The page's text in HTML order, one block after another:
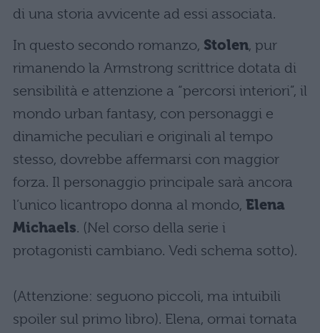
di una storia avvicente ad essi associata.
In questo secondo romanzo, Stolen, pur
rimanendo la Armstrong scrittrice dotata di
sensibilità e attenzione a “percorsi interiori”, il
mondo urban fantasy, con personaggi e
dinamiche peculiari e originali al tempo
stesso, dovrebbe affermarsi con maggior
forza. Il personaggio principale sarà ancora
l’unico licantropo donna al mondo, Elena
Michaels. (Nel corso della serie i
protagonisti cambiano. Vedi schema sotto).
(Attenzione: seguono piccoli, ma intuibili
spoiler sul primo libro). Elena, ormai tornata